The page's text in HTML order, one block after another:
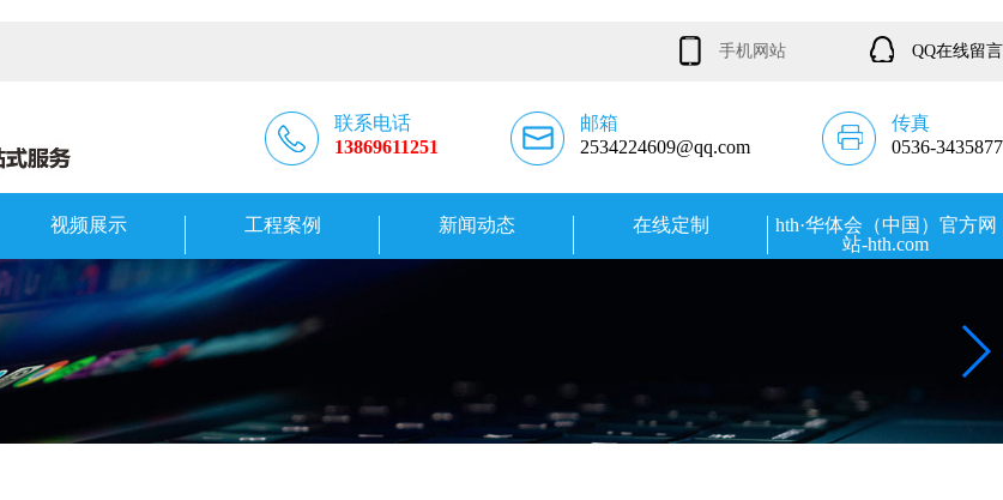
手机网站 QQ在线留言
联系电话
13869611251
邮箱
2534224609@qq.com
传真
0536-3435877
视频展示 工程案例 新闻动态 在线定制
hth·华体会（中国）官方网
站-hth.com